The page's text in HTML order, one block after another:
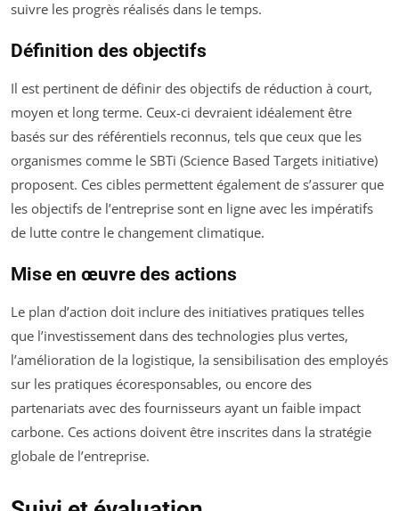
suivre les progrès réalisés dans le temps.
Définition des objectifs
Il est pertinent de définir des objectifs de réduction à court,
moyen et long terme. Ceux-ci devraient idéalement être
basés sur des référentiels reconnus, tels que ceux que les
organismes comme le SBTi (Science Based Targets initiative)
proposent. Ces cibles permettent également de s’assurer que
les objectifs de l’entreprise sont en ligne avec les impératifs
de lutte contre le changement climatique.
Mise en œuvre des actions
Le plan d’action doit inclure des initiatives pratiques telles
que l’investissement dans des technologies plus vertes,
l’amélioration de la logistique, la sensibilisation des employés
sur les pratiques écoresponsables, ou encore des
partenariats avec des fournisseurs ayant un faible impact
carbone. Ces actions doivent être inscrites dans la stratégie
globale de l’entreprise.